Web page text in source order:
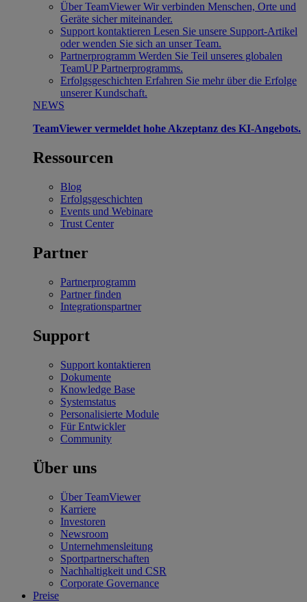
Über TeamViewer Wir verbinden Menschen, Orte und
Geräte sicher miteinander.
Support kontaktieren Lesen Sie unsere Support-Artikel
oder wenden Sie sich an unser Team.
Partnerprogramm Werden Sie Teil unseres globalen
TeamUP Partnerprogramms.
Erfolgsgeschichten Erfahren Sie mehr über die Erfolge
unserer Kundschaft.
NEWS
TeamViewer vermeldet hohe Akzeptanz des KI-Angebots.
Ressourcen
Blog
Erfolgsgeschichten
Events und Webinare
Trust Center
Partner
Partnerprogramm
Partner finden
Integrationspartner
Support
Support kontaktieren
Dokumente
Knowledge Base
Systemstatus
Personalisierte Module
Für Entwickler
Community
Über uns
Über TeamViewer
Karriere
Investoren
Newsroom
Unternehmensleitung
Sportpartnerschaften
Nachhaltigkeit und CSR
Corporate Governance
Preise